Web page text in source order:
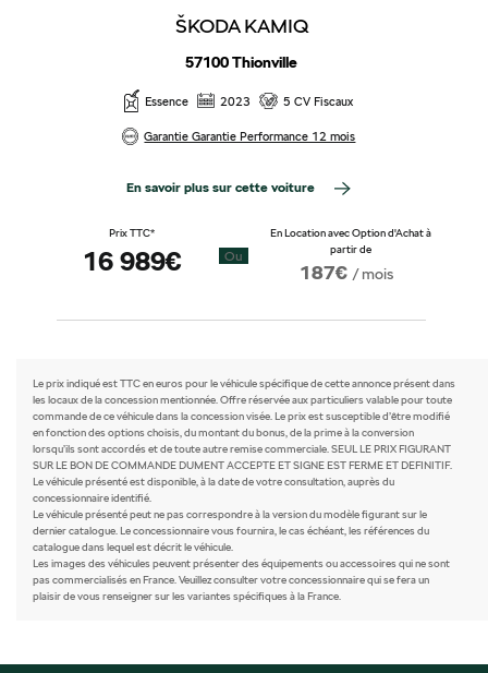
ŠKODA KAMIQ
57100 Thionville
Essence 2023 5 CV Fiscaux
Garantie Garantie Performance 12 mois
En savoir plus sur cette voiture
Prix TTC*
16 989€ Ou
En Location avec Option d'Achat à
partir de
187€/ mois
Le prix indiqué est TTC en euros pour le véhicule spécifique de cette annonce présent dans
les locaux de la concession mentionnée. Offre réservée aux particuliers valable pour toute
commande de ce véhicule dans la concession visée. Le prix est susceptible d’être modifié
en fonction des options choisis, du montant du bonus, de la prime à la conversion
lorsqu’ils sont accordés et de toute autre remise commerciale. SEUL LE PRIX FIGURANT
SUR LE BON DE COMMANDE DUMENT ACCEPTE ET SIGNE EST FERME ET DEFINITIF.
Le véhicule présenté est disponible, à la date de votre consultation, auprès du
concessionnaire identifié.
Le véhicule présenté peut ne pas correspondre à la version du modèle figurant sur le
dernier catalogue. Le concessionnaire vous fournira, le cas échéant, les références du
catalogue dans lequel est décrit le véhicule.
Les images des véhicules peuvent présenter des équipements ou accessoires qui ne sont
pas commercialisés en France. Veuillez consulter votre concessionnaire qui se fera un
plaisir de vous renseigner sur les variantes spécifiques à la France.